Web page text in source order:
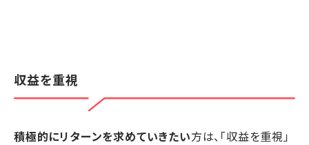
収益を重視
積極的にリターンを求めていきたい方は、「収益を重視」